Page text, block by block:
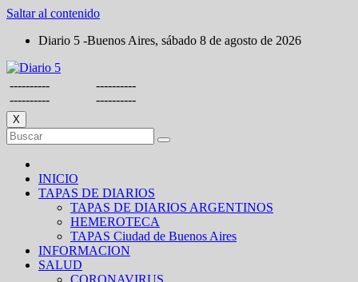
Saltar al contenido
Diario 5 -Buenos Aires, sábado 8 de agosto de 2026
----------
----------
----------
----------
X
INICIO
TAPAS DE DIARIOS
TAPAS DE DIARIOS ARGENTINOS
HEMEROTECA
TAPAS Ciudad de Buenos Aires
INFORMACION
SALUD
CORONAVIRUS